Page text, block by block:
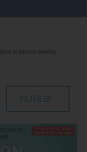
in-person meetup
FILTER